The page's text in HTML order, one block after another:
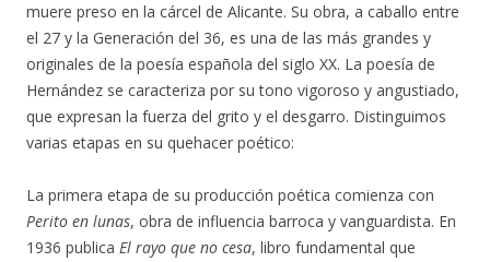
muere preso en la cárcel de Alicante. Su obra, a caballo entre
el 27 y la Generación del 36, es una de las más grandes y
originales de la poesía española del siglo XX. La poesía de
Hernández se caracteriza por su tono vigoroso y angustiado,
que expresan la fuerza del grito y el desgarro. Distinguimos
varias etapas en su quehacer poético:
La primera etapa de su producción poética comienza con
Perito en lunas, obra de influencia barroca y vanguardista. En
1936 publica El rayo que no cesa, libro fundamental que